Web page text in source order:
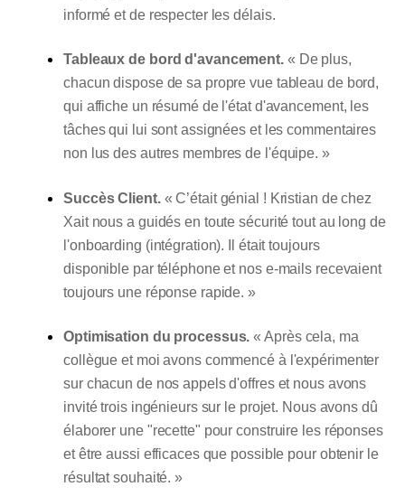
informé et de respecter les délais.
Tableaux de bord d'avancement. « De plus,
chacun dispose de sa propre vue tableau de bord,
qui affiche un résumé de l'état d'avancement, les
tâches qui lui sont assignées et les commentaires
non lus des autres membres de l'équipe. »
Succès Client.« C’était génial ! Kristian de chez
Xait nous a guidés en toute sécurité tout au long de
l'onboarding (intégration). Il était toujours
disponible par téléphone et nos e-mails recevaient
toujours une réponse rapide. »
Optimisation du processus. « Après cela, ma
collègue et moi avons commencé à l'expérimenter
sur chacun de nos appels d'offres et nous avons
invité trois ingénieurs sur le projet. Nous avons dû
élaborer une "recette" pour construire les réponses
et être aussi efficaces que possible pour obtenir le
résultat souhaité. »